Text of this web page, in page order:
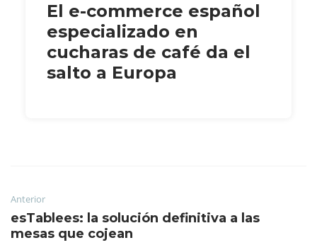
El e-commerce español
especializado en
cucharas de café da el
salto a Europa
Anterior
esTablees: la solución definitiva a las
mesas que cojean